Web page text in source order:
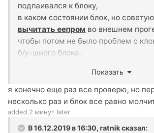
подпаивался к блоку,
в каком состоянии блок, но
вычитать еепром во внешнем
чтобы потом не было проблем с
б/у-шного блока.
точками припаивания шлейфа, нет
кусочка припоя, словом - подвергни
тщательной ревизии.
Показать
я конечно еще раз все проверю, но
несколько раз и блок все равно
added 2 минут later
В 16.12.2019 в 16:30, ratnikсказал: